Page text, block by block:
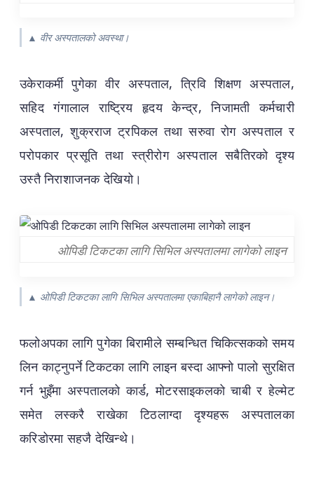
▲ वीर अस्पतालको अवस्था।
उकेराकर्मी पुगेका वीर अस्पताल, त्रिवि शिक्षण अस्पताल,
सहिद गंगालाल राष्ट्रिय हृदय केन्द्र, निजामती कर्मचारी
अस्पताल, शुक्रराज ट्रपिकल तथा सरुवा रोग अस्पताल र
परोपकार प्रसूति तथा स्त्रीरोग अस्पताल सबैतिरको दृश्य
उस्तै निराशाजनक देखियो।
ओपिडी टिकटका लागि सिभिल अस्पतालमा लागेको लाइन
▲ ओपिडी टिकटका लागि सिभिल अस्पतालमा एकाबिहानै लागेको लाइन।
फलोअपका लागि पुगेका बिरामीले सम्बन्धित चिकित्सकको समय
लिन काट्नुपर्ने टिकटका लागि लाइन बस्दा आफ्नो पालो सुरक्षित
गर्न भुइँमा अस्पतालको कार्ड, मोटरसाइकलको चाबी र हेल्मेट
समेत लस्करै राखेका टिठलाग्दा दृश्यहरू अस्पतालका
करिडोरमा सहजै देखिन्थे।